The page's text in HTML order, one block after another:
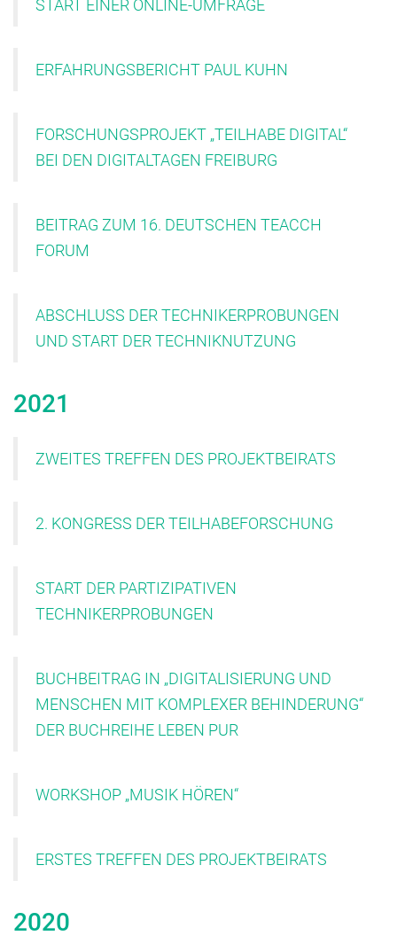
START EINER ONLINE-UMFRAGE
ERFAHRUNGSBERICHT PAUL KUHN
FORSCHUNGSPROJEKT „TEILHABE DIGITAL“
BEI DEN DIGITALTAGEN FREIBURG
BEITRAG ZUM 16. DEUTSCHEN TEACCH
FORUM
ABSCHLUSS DER TECHNIKERPROBUNGEN
UND START DER TECHNIKNUTZUNG
2021
ZWEITES TREFFEN DES PROJEKTBEIRATS
2. KONGRESS DER TEILHABEFORSCHUNG
START DER PARTIZIPATIVEN
TECHNIKERPROBUNGEN
BUCHBEITRAG IN „DIGITALISIERUNG UND
MENSCHEN MIT KOMPLEXER BEHINDERUNG“
DER BUCHREIHE LEBEN PUR
WORKSHOP „MUSIK HÖREN“
ERSTES TREFFEN DES PROJEKTBEIRATS
2020